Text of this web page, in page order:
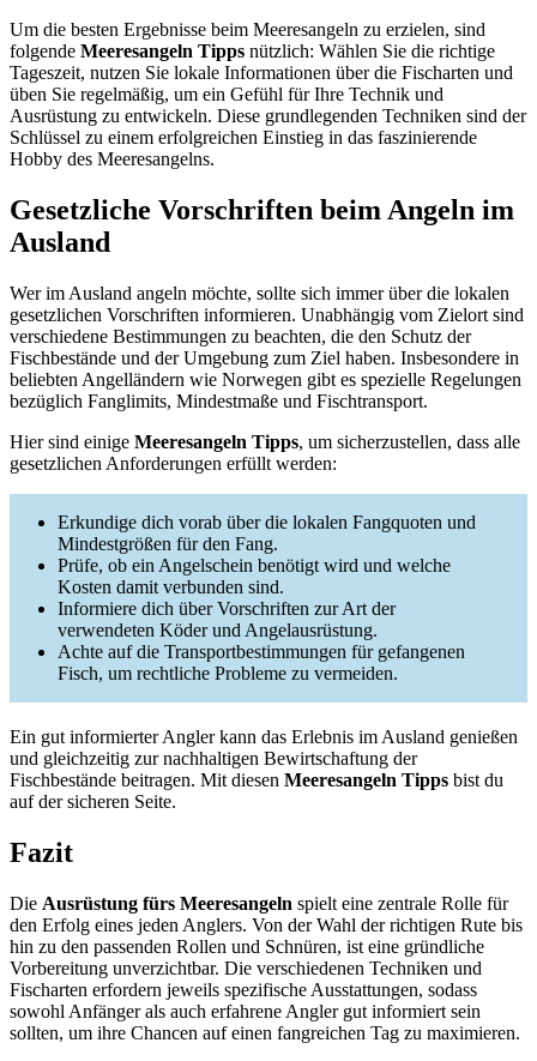
Um die besten Ergebnisse beim Meeresangeln zu erzielen, sind
folgende Meeresangeln Tipps nützlich: Wählen Sie die richtige
Tageszeit, nutzen Sie lokale Informationen über die Fischarten und
üben Sie regelmäßig, um ein Gefühl für Ihre Technik und
Ausrüstung zu entwickeln. Diese grundlegenden Techniken sind der
Schlüssel zu einem erfolgreichen Einstieg in das faszinierende
Hobby des Meeresangelns.
Gesetzliche Vorschriften beim Angeln im
Ausland
Wer im Ausland angeln möchte, sollte sich immer über die lokalen
gesetzlichen Vorschriften informieren. Unabhängig vom Zielort sind
verschiedene Bestimmungen zu beachten, die den Schutz der
Fischbestände und der Umgebung zum Ziel haben. Insbesondere in
beliebten Angelländern wie Norwegen gibt es spezielle Regelungen
bezüglich Fanglimits, Mindestmaße und Fischtransport.
Hier sind einige Meeresangeln Tipps, um sicherzustellen, dass alle
gesetzlichen Anforderungen erfüllt werden:
Erkundige dich vorab über die lokalen Fangquoten und
Mindestgrößen für den Fang.
Prüfe, ob ein Angelschein benötigt wird und welche
Kosten damit verbunden sind.
Informiere dich über Vorschriften zur Art der
verwendeten Köder und Angelausrüstung.
Achte auf die Transportbestimmungen für gefangenen
Fisch, um rechtliche Probleme zu vermeiden.
Ein gut informierter Angler kann das Erlebnis im Ausland genießen
und gleichzeitig zur nachhaltigen Bewirtschaftung der
Fischbestände beitragen. Mit diesen Meeresangeln Tipps bist du
auf der sicheren Seite.
Fazit
Die Ausrüstung fürs Meeresangeln spielt eine zentrale Rolle für
den Erfolg eines jeden Anglers. Von der Wahl der richtigen Rute bis
hin zu den passenden Rollen und Schnüren, ist eine gründliche
Vorbereitung unverzichtbar. Die verschiedenen Techniken und
Fischarten erfordern jeweils spezifische Ausstattungen, sodass
sowohl Anfänger als auch erfahrene Angler gut informiert sein
sollten, um ihre Chancen auf einen fangreichen Tag zu maximieren.